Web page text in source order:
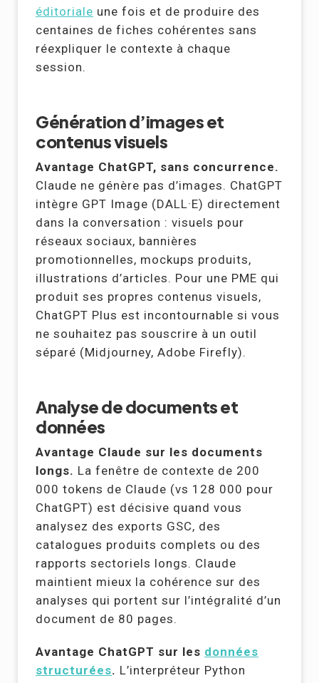
éditoriale une fois et de produire des
centaines de fiches cohérentes sans
réexpliquer le contexte à chaque
session.
Génération d’images et
contenus visuels
Avantage ChatGPT, sans concurrence.
Claude ne génère pas d’images. ChatGPT
intègre GPT Image (DALL·E) directement
dans la conversation : visuels pour
réseaux sociaux, bannières
promotionnelles, mockups produits,
illustrations d’articles. Pour une PME qui
produit ses propres contenus visuels,
ChatGPT Plus est incontournable si vous
ne souhaitez pas souscrire à un outil
séparé (Midjourney, Adobe Firefly).
Analyse de documents et
données
Avantage Claude sur les documents
longs. La fenêtre de contexte de 200
000 tokens de Claude (vs 128 000 pour
ChatGPT) est décisive quand vous
analysez des exports GSC, des
catalogues produits complets ou des
rapports sectoriels longs. Claude
maintient mieux la cohérence sur des
analyses qui portent sur l’intégralité d’un
document de 80 pages.
Avantage ChatGPT sur les données
structurées. L’interpréteur Python